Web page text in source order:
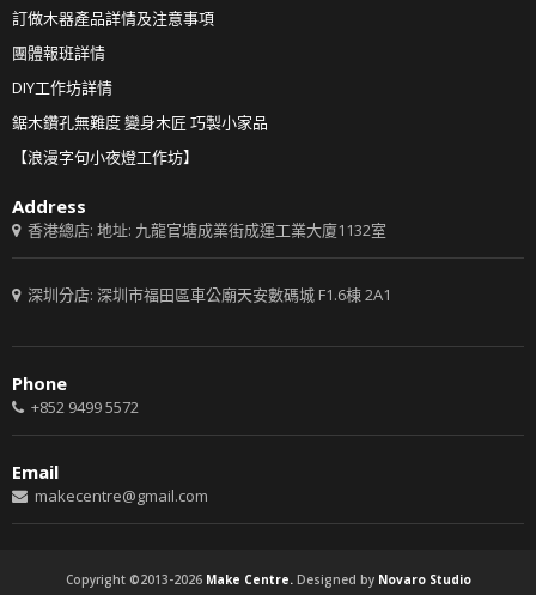
訂做木器產品詳情及注意事項
團體報班詳情
DIY工作坊詳情
鋸木鑽孔無難度 變身木匠 巧製小家品
【浪漫字句小夜燈工作坊】
Address
香港總店: 地址: 九龍官塘成業街成運工業大廈1132室
深圳分店: 深圳市福田區車公廟天安數碼城 F1.6棟 2A1
Phone
+852 9499 5572
Email
makecentre@gmail.com
Copyright ©2013-2026 Make Centre.Designed by Novaro Studio